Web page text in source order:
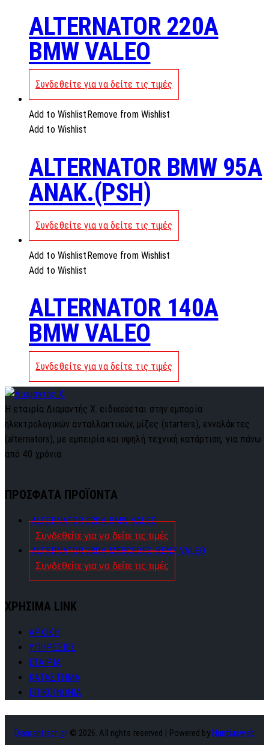
ALTERNATOR 220A
BMW VALEO
Συνδεθείτε για να δείτε τις τιμές
Add to Wishlist Remove from Wishlist
Add to Wishlist
ALTERNATOR BMW 95A
ANAK.(PSH)
Συνδεθείτε για να δείτε τις τιμές
Add to Wishlist Remove from Wishlist
Add to Wishlist
ALTERNATOR 140A
BMW VALEO
Συνδεθείτε για να δείτε τις τιμές
Η εταιρία Διαμαντής Χ. ειδικεύεται στην εμπορία
ηλεκτρολογικών ανταλλακτικών, μίζες (starters), ενναλάκτες
(alternators), με εμπειρία και υψηλή τεχνική κατάρτιση, για πάνω
από 40 χρόνια.
ΠΡΟΣΦΑΤΑ ΠΡΟΪΟΝΤΑ
ALTERNATOR 220A BMW VALEO
Συνδεθείτε για να δείτε τις τιμές
ALTERNATOR 280A MERCEDES-BENZ VALEO
Συνδεθείτε για να δείτε τις τιμές
ΧΡΗΣΙΜΑ LINK
ΑΡΧΙΚΗ
ΥΠΗΡΕΣΙΕΣ
ΕΤΑΙΡΙΑ
ΚΑΤΑΣΤΗΜΑ
ΕΠΙΚΟΙΝΩΝΙΑ
Diamantisch.gr © 2026. All rights reserved | Powered by Nuntiusweb